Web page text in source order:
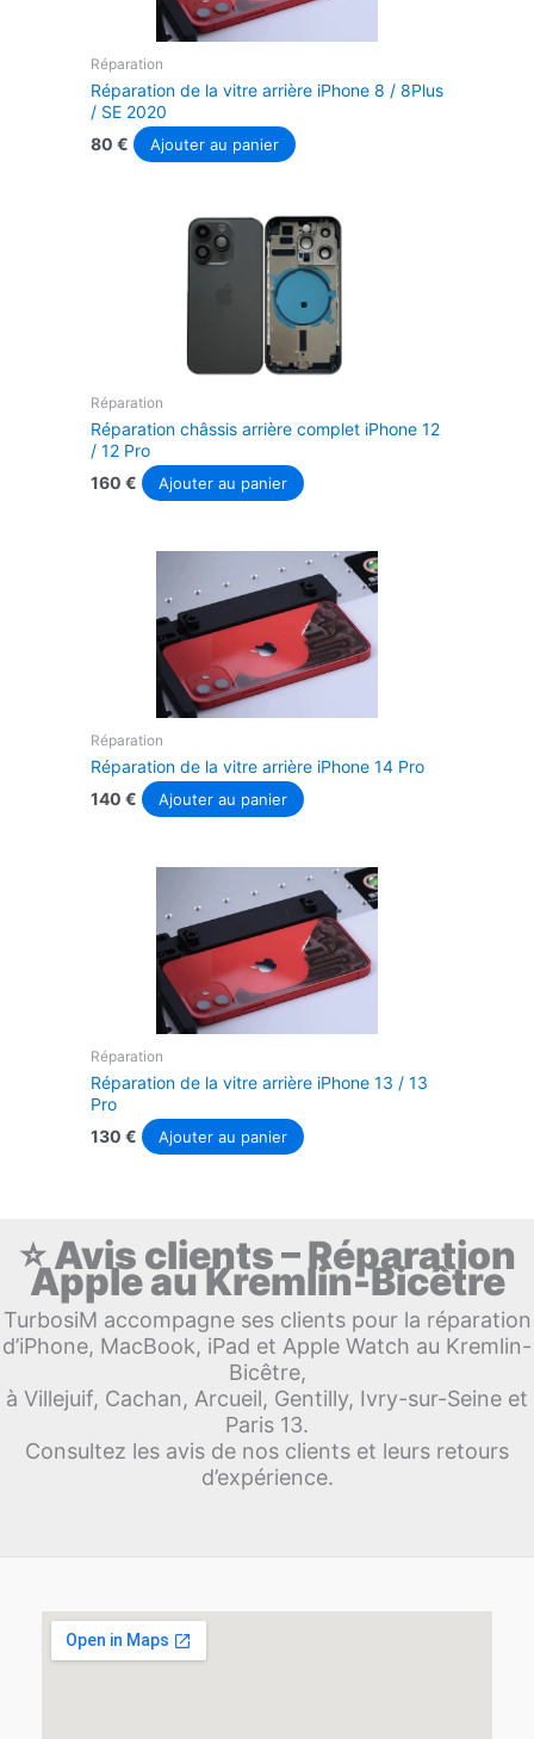
Réparation
Réparation de la vitre arrière iPhone 8 / 8Plus
/ SE 2020
80 € Ajouter au panier
Réparation
Réparation châssis arrière complet iPhone 12
/ 12 Pro
160 € Ajouter au panier
Réparation
Réparation de la vitre arrière iPhone 14 Pro
140 € Ajouter au panier
Réparation
Réparation de la vitre arrière iPhone 13 / 13
Pro
130 € Ajouter au panier
⭐ Avis clients – Réparation
Apple au Kremlin-Bicêtre
TurbosiM accompagne ses clients pour la réparation
d’iPhone, MacBook, iPad et Apple Watch au Kremlin-
Bicêtre,
à Villejuif, Cachan, Arcueil, Gentilly, Ivry-sur-Seine et
Paris 13.
Consultez les avis de nos clients et leurs retours
d’expérience.